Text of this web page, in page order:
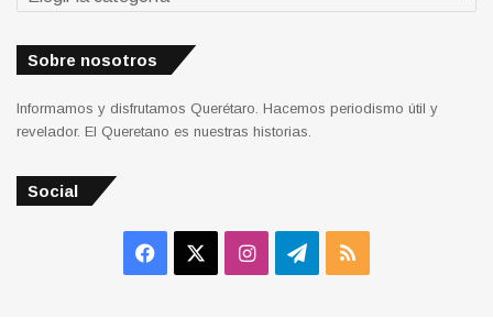
Sobre nosotros
Informamos y disfrutamos Querétaro. Hacemos periodismo útil y
revelador. El Queretano es nuestras historias.
Social
Facebook InstagramTelegram
RSS